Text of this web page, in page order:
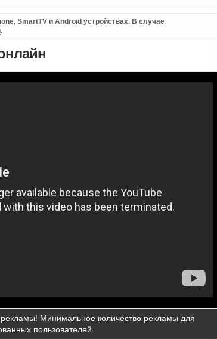
SmartTV и Android устройствах. В случае
.
Минимальное количество рекламы для
пользователей.